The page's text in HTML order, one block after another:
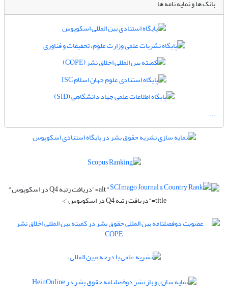
بانک ها و نمایه نامه ها
...
" alt="دریافت رتبه Q4 در اسکوپوس"
title="دریافت رتبه Q4 در اسکوپوس">